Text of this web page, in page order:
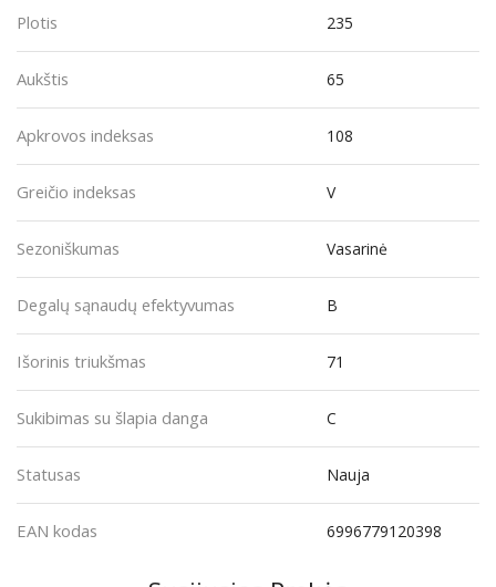
Plotis 235
Aukštis 65
Apkrovos indeksas 108
Greičio indeksas V
Sezoniškumas Vasarinė
Degalų sąnaudų efektyvumas B
Išorinis triukšmas 71
Sukibimas su šlapia danga C
Statusas Nauja
EAN kodas 6996779120398